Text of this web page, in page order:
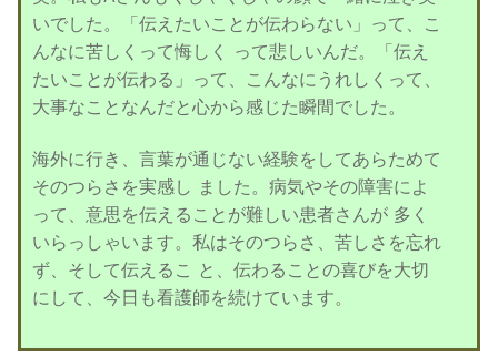
いでした。「伝えたいことが伝わらない」って、こ
んなに苦しくって悔しく って悲しいんだ。「伝え
たいことが伝わる」って、こんなにうれしくって、
大事なことなんだと心から感じた瞬間でした。
海外に行き、言葉が通じない経験をしてあらためて
そのつらさを実感し ました。病気やその障害によ
って、意思を伝えることが難しい患者さんが 多く
いらっしゃいます。私はそのつらさ、苦しさを忘れ
ず、そして伝えるこ と、伝わることの喜びを大切
にして、今日も看護師を続けています。